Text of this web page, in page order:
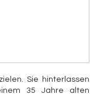
Sie hinterlassen
35 Jahre alten